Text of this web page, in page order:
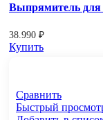
Выпрямитель для
38.990 ₽
Купить
Сравнить
Быстрый